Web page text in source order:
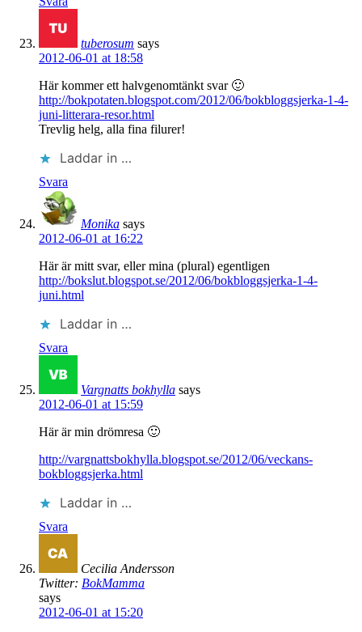
tuberosum says
2012-06-01 at 18:58
Här kommer ett halvgenomtänkt svar 🙂
http://bokpotaten.blogspot.com/2012/06/bokbloggsjerka-1-4-
juni-litterara-resor.html
Trevlig helg, alla fina filurer!
Laddar in …
Svara
Monika says
2012-06-01 at 16:22
Här är mitt svar, eller mina (plural) egentligen
http://bokslut.blogspot.se/2012/06/bokbloggsjerka-1-4-
juni.html
Laddar in …
Svara
Vargnatts bokhylla says
2012-06-01 at 15:59
Här är min drömresa 🙂
http://vargnattsbokhylla.blogspot.se/2012/06/veckans-
bokbloggsjerka.html
Laddar in …
Svara
Cecilia Andersson
Twitter: BokMamma
says
2012-06-01 at 15:20